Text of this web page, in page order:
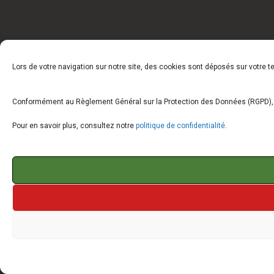
Lors de votre navigation sur notre site, des cookies sont déposés sur votre
Conformément au Règlement Général sur la Protection des Données
Pour en savoir plus, consultez notre politique de confidentialité.